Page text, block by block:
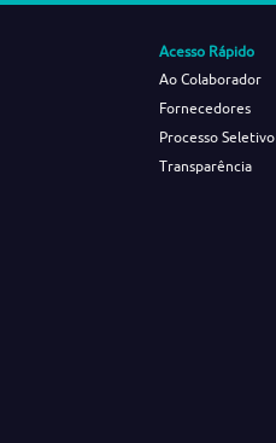
Acesso Rápido
Ao Colaborador
Fornecedores
Processo Seletivo
Transparência